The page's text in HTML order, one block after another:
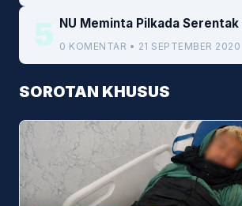
5 NU Meminta Pilkada
0 KOMENTAR • 21 SEPTEMBER 2020
SOROTAN KHUSUS